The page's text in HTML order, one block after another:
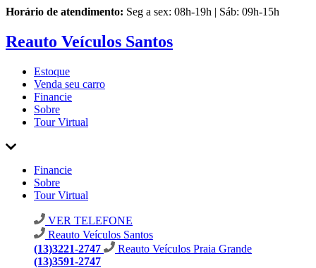
Horário de atendimento: Seg a sex: 08h-19h | Sáb: 09h-15h
Reauto Veículos Santos
Estoque
Venda seu carro
Financie
Sobre
Tour Virtual
Financie
Sobre
Tour Virtual
VER TELEFONE
Reauto Veículos Santos
(13)3221-2747
Reauto Veículos Praia Grande
(13)3591-2747